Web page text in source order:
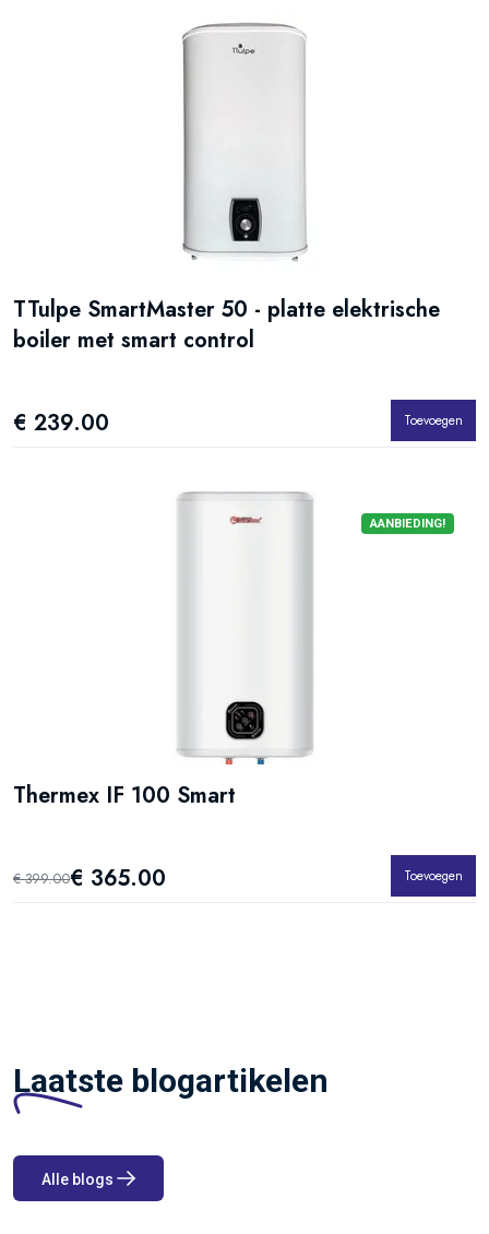
TTulpe SmartMaster 50 - platte elektrische
boiler met smart control
€ 239.00 Toevoegen
AANBIEDING!
Thermex IF 100 Smart
€ 399.00€ 365.00 Toevoegen
Laatste blogartikelen
Alle blogs